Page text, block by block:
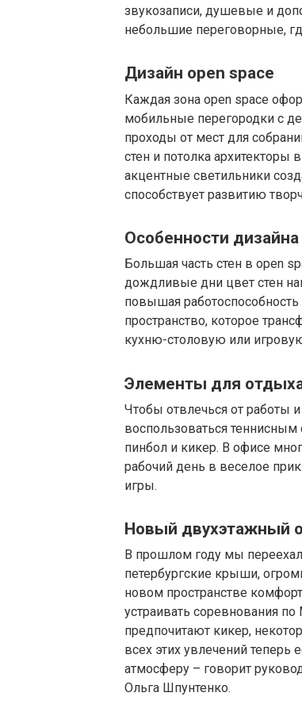
звукозаписи, душевые и
небольшие переговорные,
Дизайн open space
Каждая зона open space
мобильные перегородки с
проходы от мест для
стен и потолка архитекторы
акцентные светильники
способствует развитию
Особенности дизайна
Большая часть стен в open
дождливые дни цвет стен
повышая
пространство, которое
кухню-столовую или
Элементы для
Чтобы отвлечься от работы
воспользоваться
пинбол и кикер. В офисе
рабочий день в веселое
игры.
Новый двухэтажный
В прошлом году мы
петербургские крыши,
новом пространстве
устраивать соревнования
предпочитают кикер,
всех этих увлечений теперь
атмосферу – говорит
Ольга Шпунтенко.